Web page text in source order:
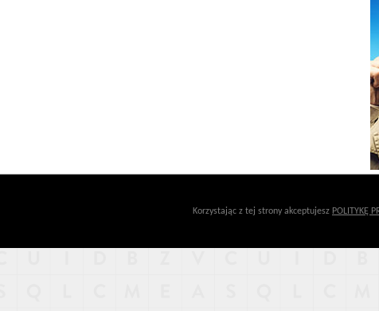
Korzystając z tej strony akceptujesz POLITYKĘ